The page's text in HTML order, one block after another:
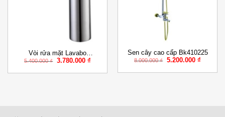
Vòi rửa mặt Lavabo
BK420109
5.400.000₫
Giá
là:
3.780.000 ₫Giá
tại
Sen cây cao cấp Bk410225
8.000.000₫
Giá
là:
5.200.000 ₫Giá
tại